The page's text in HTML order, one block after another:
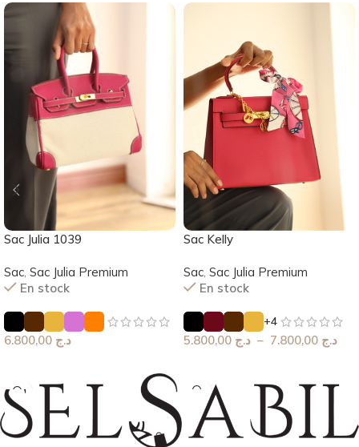
Sac Julia 1039
Sac, Sac Julia Premium
En stock
د.ج
Sac Kelly
Sac Sac Julia Premium
En stock
+4
د.ج – د.ج